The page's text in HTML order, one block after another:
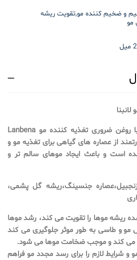
و ضخیم کننده مو,تقویت ریشه
مو
مراقبت از موهای خود را با روغن ضروری تغذیه کننده مو Lanbena
از عصاره های گیاهی برای تغذیه مو و
است و باعث ایجاد موهای سالم تر و
جنسینگ،ریشه گل پشمی،
ریشه موها را تقویت می کند، رشد موها
و طاسی به طور موثر جلوگیری می کند
کند و موجب ضخامت موها می شود.
و شرایط لازم را برای رسد مجدد مو فراهم